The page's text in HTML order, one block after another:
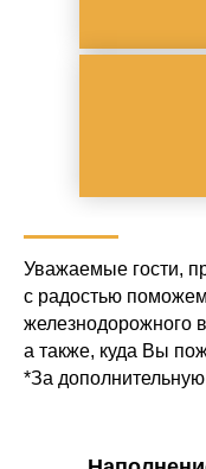
Уважаемые гости,
с радостью
железнодорожного
а также, куда Вы
*За